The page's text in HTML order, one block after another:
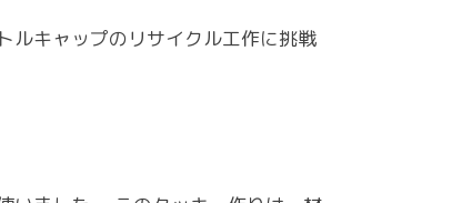
ルキャップのリサイクル工作に挑戦